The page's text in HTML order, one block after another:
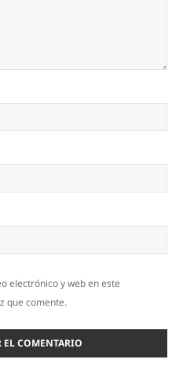
electrónico y web en este
que comente.